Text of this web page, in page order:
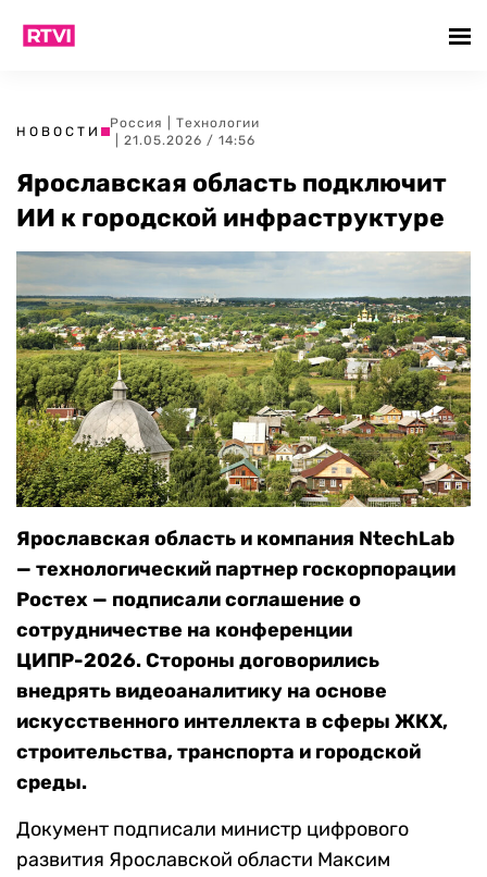
НОВОСТИ
Россия
Технологии
| 21.05.2026 / 14:56
Ярославская область подключит
ИИ к городской инфраструктуре
Ярославская область и компания NtechLab
— технологический партнер госкорпорации
Ростех — подписали соглашение о
сотрудничестве на конференции
ЦИПР-2026. Стороны договорились
внедрять видеоаналитику на основе
искусственного интеллекта в сферы ЖКХ,
строительства, транспорта и городской
среды.
Документ подписали министр цифрового
развития Ярославской области Максим